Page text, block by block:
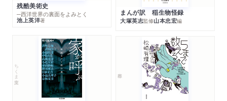
残酷美術史
─西洋世界の裏面をよみとく
池上英洋著
まんが訳 稲生物怪録
大塚英志監修山本忠宏編
ちくま文庫